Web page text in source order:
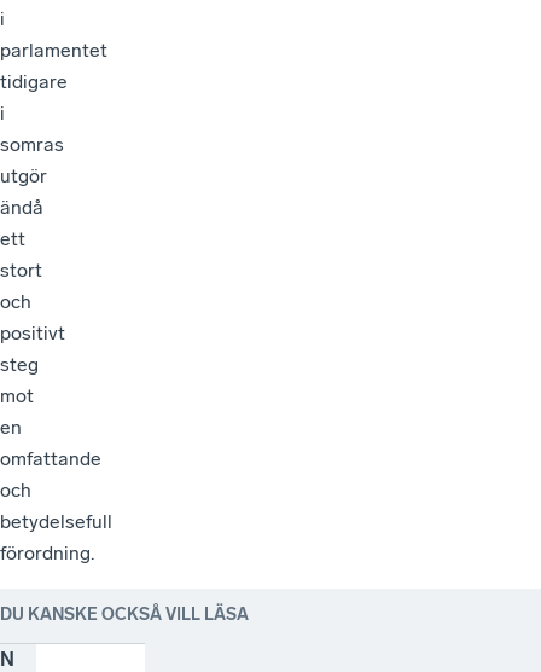
i
parlamentet
tidigare
i
somras
utgör
ändå
ett
stort
och
positivt
steg
mot
en
omfattande
och
betydelsefull
förordning.
DU KANSKE OCKSÅ VILL LÄSA
N